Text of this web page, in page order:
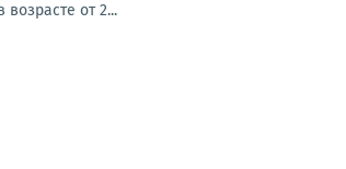
от 2...